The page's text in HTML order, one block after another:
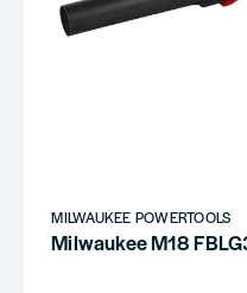
MILWAUKEE POWERTOOLS
Milwaukee M18